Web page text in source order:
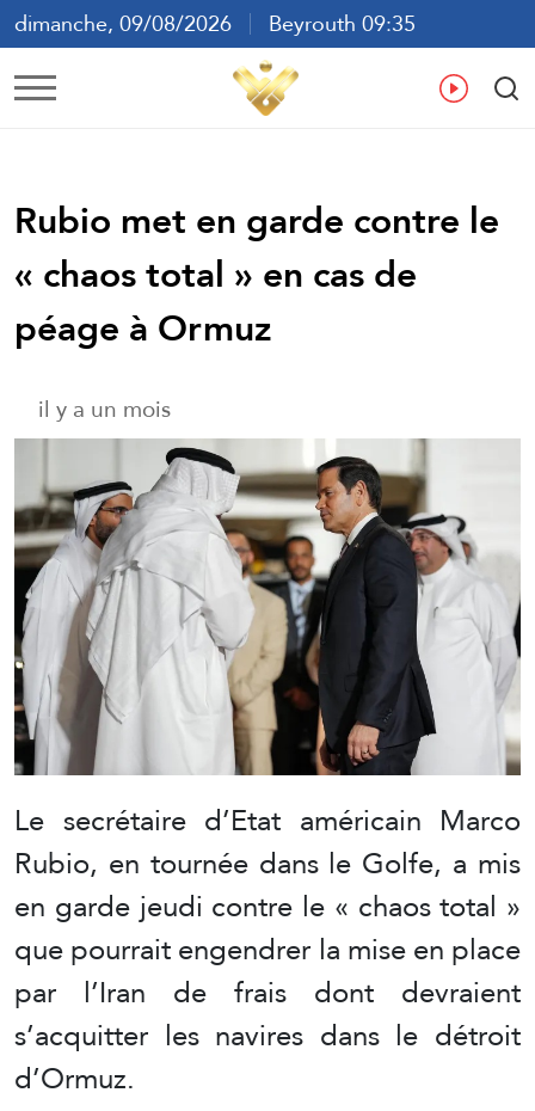
dimanche, 09/08/2026
Beyrouth 09:35
ع
Rubio met en garde contre le
« chaos total » en cas de
péage à Ormuz
il y a un mois
Le secrétaire d’Etat américain Marco
Rubio, en tournée dans le Golfe, a mis
en garde jeudi contre le « chaos total »
que pourrait engendrer la mise en place
par l’Iran de frais dont devraient
s’acquitter les navires dans le détroit
d’Ormuz.